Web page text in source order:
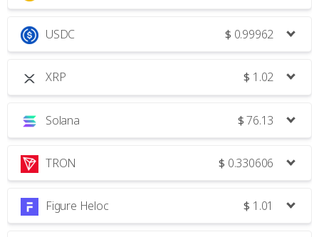
USDC $ 0.99962
XRP $ 1.02
Solana $76.13
TRON $ 0.330606
Figure Heloc $ 1.01